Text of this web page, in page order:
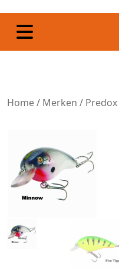
Home/ Merken / Predox